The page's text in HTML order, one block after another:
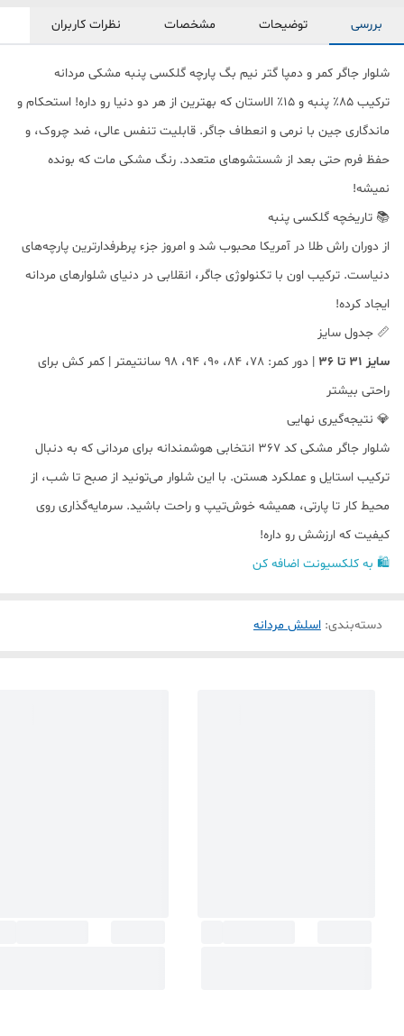
بررسی توضیحات مشخصات نظرات کاربران
شلوار جاگر کمر و دمپا گتر نیم بگ پارچه گلکسی پنبه مشکی مردانه
ترکیب ۸۵٪ پنبه و ۱۵٪ الاستان که بهترین از هر دو دنیا رو داره! استحکام و
ماندگاری جین با نرمی و انعطاف جاگر. قابلیت تنفس عالی، ضد چروک، و
حفظ فرم حتی بعد از شستشوهای متعدد. رنگ مشکی مات که بونده
نمیشه!
📚 تاریخچه گلکسی پنبه
از دوران راش طلا در آمریکا محبوب شد و امروز جزء پرطرفدارترین پارچه‌های
دنیاست. ترکیب اون با تکنولوژی جاگر، انقلابی در دنیای شلوارهای مردانه
ایجاد کرده!
📏 جدول سایز
سایز 31 تا 36
| دور کمر: 78، 84، 90، 94، 98 سانتیمتر | کمر کش برای
راحتی بیشتر
💎 نتیجه‌گیری نهایی
شلوار جاگر مشکی کد ۳۶۷ انتخابی هوشمندانه برای مردانی که به دنبال
ترکیب استایل و عملکرد هستن. با این شلوار می‌تونید از صبح تا شب، از
محیط کار تا پارتی، همیشه خوش‌تیپ و راحت باشید. سرمایه‌گذاری روی
کیفیت که ارزشش رو داره!
🛍️ به کلکسیونت اضافه کن
دسته‌بندی: اسلش مردانه